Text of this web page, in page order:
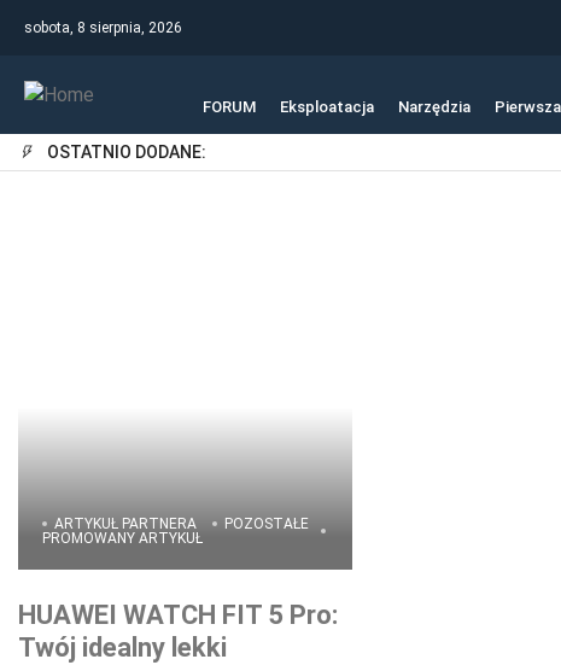
sobota, 8 sierpnia, 2026
FORUM Eksploatacja Narzędzia
OSTATNIO DODANE:
ARTYKUŁ PARTNERA
POZOSTAŁE
PROMOWANY ARTYKUŁ
HUAWEI WATCH FIT 5 Pro:
Twój idealny lekki